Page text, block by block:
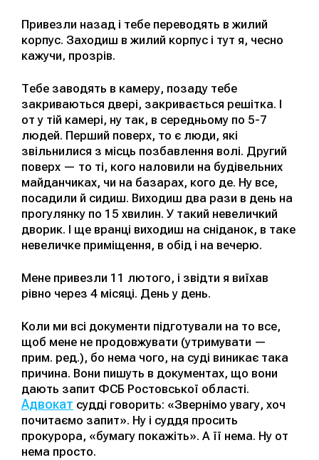
Привезли назад і тебе переводять в жилий
корпус. Заходиш в жилий корпус і тут я, чесно
кажучи, прозрів.
Тебе заводять в камеру, позаду тебе
закриваються двері, закривається решітка. І
от у тій камері, ну так, в середньому по 5-7
людей. Перший поверх, то є люди, які
звільнилися з місць позбавлення волі. Другий
поверх — то ті, кого наловили на будівельних
майданчиках, чи на базарах, кого де. Ну все,
посадили й сидиш. Виходиш два рази в день на
прогулянку по 15 хвилин. У такий невеличкий
дворик. І ще вранці виходиш на сніданок, в таке
невеличке приміщення, в обід і на вечерю.
Мене привезли 11 лютого, і звідти я виїхав
рівно через 4 місяці. День у день.
Коли ми всі документи підготували на то все,
щоб мене не продовжувати (утримувати —
прим. ред.), бо нема чого, на суді виникає така
причина. Вони пишуть в документах, що вони
дають запит ФСБ Ростовської області.
Адвокат судді говорить: «Звернімо увагу, хоч
почитаємо запит». Ну і суддя просить
прокурора, «бумагу покажіть». А її нема. Ну от
нема просто.